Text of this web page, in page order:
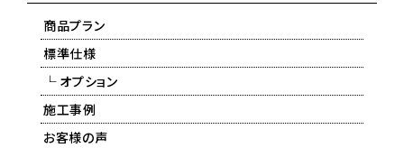
商品プラン
標準仕様
└ オプション
施工事例
お客様の声